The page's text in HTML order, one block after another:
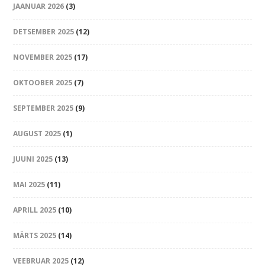
JAANUAR 2026 (3)
DETSEMBER 2025 (12)
NOVEMBER 2025 (17)
OKTOOBER 2025 (7)
SEPTEMBER 2025 (9)
AUGUST 2025 (1)
JUUNI 2025 (13)
MAI 2025 (11)
APRILL 2025 (10)
MÄRTS 2025 (14)
VEEBRUAR 2025 (12)